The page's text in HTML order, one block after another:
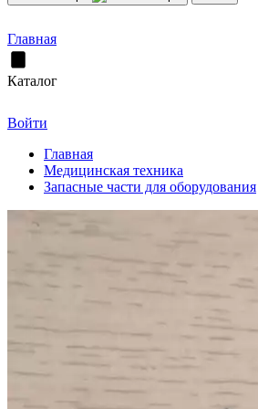
Главная
Каталог
Войти
Главная
Медицинская техника
Запасные части для оборудования